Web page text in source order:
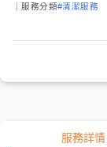
｜服務分類#清潔服務
服務詳情